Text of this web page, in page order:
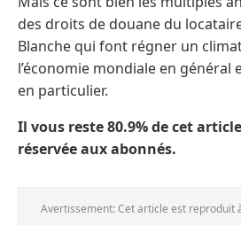
des droits de douane du
Blanche qui font régner un
l’économie mondiale en
en particulier.
Il vous reste 80.9% de cet
réservée aux abonnés.
Avertissement: Cet article est reproduit